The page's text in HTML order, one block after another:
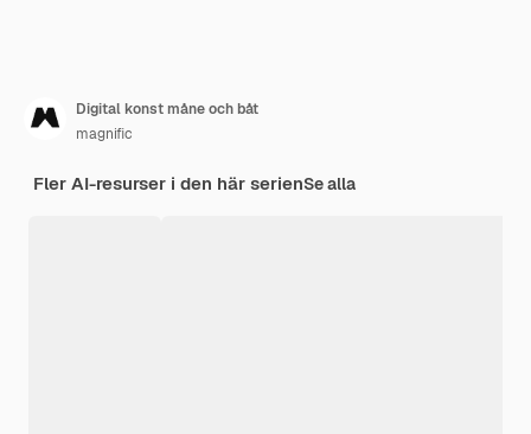
Digital konst måne och båt
magnific
Fler AI-resurser i den här serienSe alla